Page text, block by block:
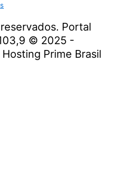
Portal
© 2025 -
Prime Brasil